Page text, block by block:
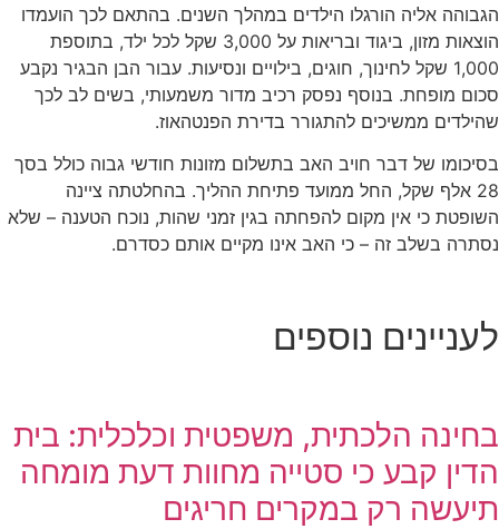
הגבוהה אליה הורגלו הילדים במהלך השנים. בהתאם לכך הועמדו
הוצאות מזון, ביגוד ובריאות על 3,000 שקל לכל ילד, בתוספת
1,000 שקל לחינוך, חוגים, בילויים ונסיעות. עבור הבן הבגיר נקבע
סכום מופחת. בנוסף נפסק רכיב מדור משמעותי, בשים לב לכך
שהילדים ממשיכים להתגורר בדירת הפנטהאוז.
בסיכומו של דבר חויב האב בתשלום מזונות חודשי גבוה כולל בסך
28 אלף שקל, החל ממועד פתיחת ההליך. בהחלטתה ציינה
השופטת כי אין מקום להפחתה בגין זמני שהות, נוכח הטענה – שלא
נסתרה בשלב זה – כי האב אינו מקיים אותם כסדרם.
לעניינים נוספים
בחינה הלכתית, משפטית וכלכלית: בית
הדין קבע כי סטייה מחוות דעת מומחה
תיעשה רק במקרים חריגים